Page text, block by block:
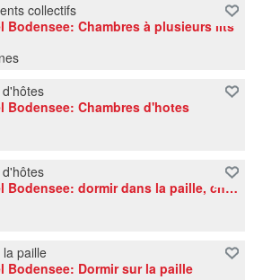
collectifs
Bodensee: Chambres à plusieurs lits
Bodensee: Chambres d'hotes
Strohhotel Bodensee: dormir dans la paille, chambres et appartement de vacances
paille
Bodensee: Dormir sur la paille